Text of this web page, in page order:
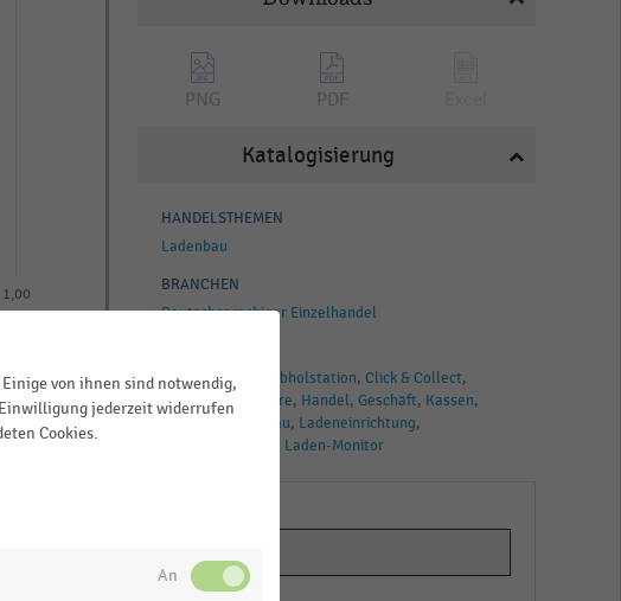
1,00
PNG PDF
Katalogisierung
HANDELSTHEMEN
Ladenbau
BRANCHEN
Deutschsprachiger Einzelhandel
Instore-Return
Abholstation Click & Collect
Einzelhandel
Store Handel Geschäft Kassen
Ladenbau Ladeneinrichtung
Laden-Monitor
von ihnen sind notwendig,
jederzeit widerrufen
Cookies.